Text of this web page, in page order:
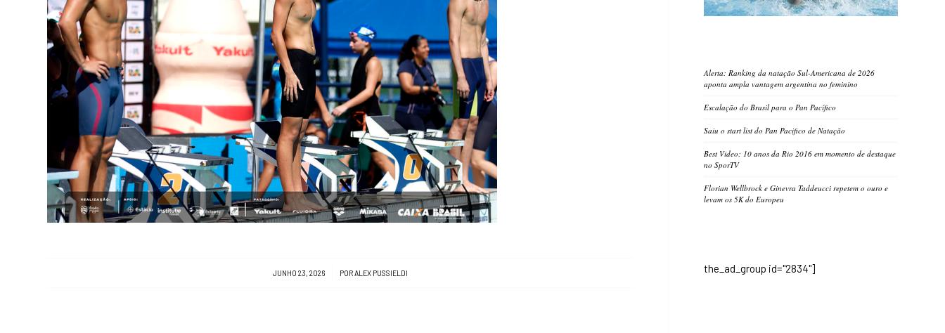
JUNHO 23, 2026
/ POR ALEX PUSSIELDI
Alerta: Ranking da natação Sul-Americana de 2026
aponta ampla vantagem argentina no feminino
Escalação do Brasil para o Pan Pacífico
Saiu o start list do Pan Pacifico de Natação
Best Video: 10 anos da Rio 2016 em momento de destaque
no SporTV
Florian Wellbrock e Ginevra Taddeucci repetem o ouro e
levam os 5K do Europeu
the_ad_group id="2834"]